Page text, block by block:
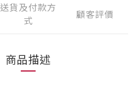
送貨及付款方
式
顧客評價
商品描述